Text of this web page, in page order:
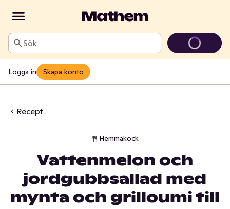
Sök
Logga in Skapa konto
Recept
Hemmakock
Vattenmelon och
jordgubbsallad med
mynta och grilloumi till